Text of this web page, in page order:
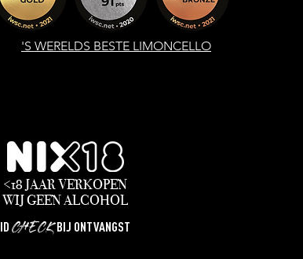
'S WERELDS BESTE LIMONCELLO
<18 JAAR VERKOPEN
WIJGEENALCOHOL
ID CHECKBIJ ONTVANGST